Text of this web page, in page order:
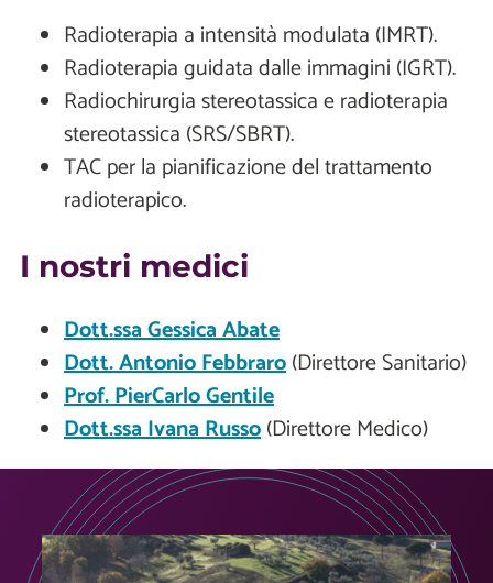
Radioterapia a intensità modulata (IMRT).
Radioterapia guidata dalle immagini (IGRT).
Radiochirurgia stereotassica e radioterapia
stereotassica (SRS/SBRT).
TAC per la pianificazione del trattamento
radioterapico.
I nostri medici
Dott.ssa Gessica Abate
Dott. Antonio Febbraro(Direttore Sanitario)
Prof. PierCarlo Gentile
Dott.ssa Ivana Russo(Direttore Medico)